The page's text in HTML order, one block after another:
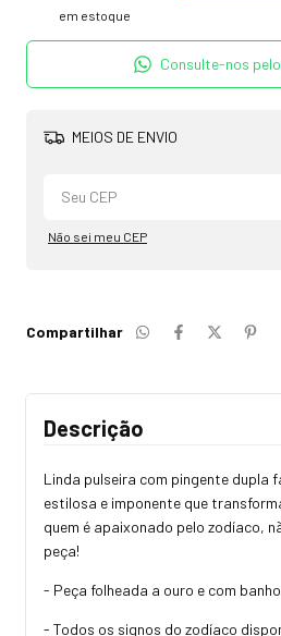
em estoque
Consulte-nos
MEIOS DE ENVIO
Não sei meu CEP
Compartilhar
Descrição
Linda pulseira com pingente dupla
estilosa e imponente que
quem é apaixonado pelo zodíaco,
peça!
- Peça folheada a ouro e com
- Todos os signos do zodíaco